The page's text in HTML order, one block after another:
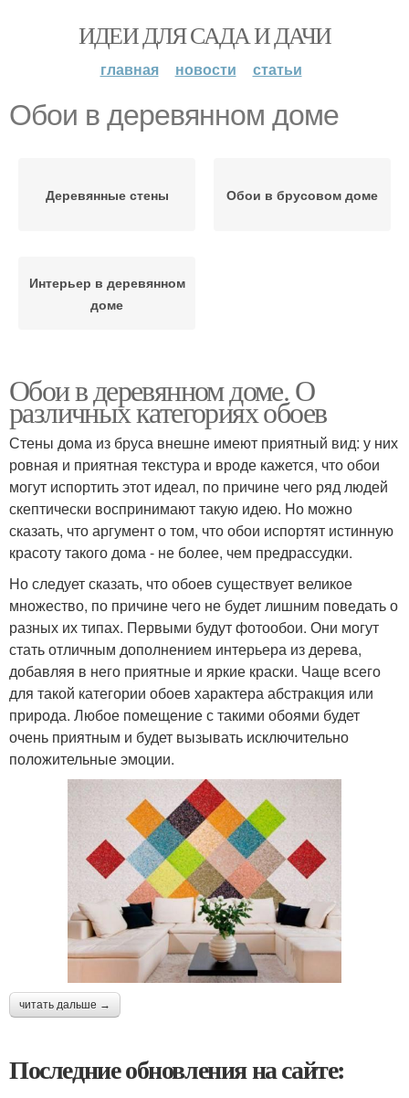
ИДЕИ ДЛЯ САДА И ДАЧИ
главная новости статьи
Обои в деревянном доме
Деревянные стены Обои в брусовом доме
Интерьер в деревянном
доме
Обои в деревянном доме. О
различных категориях обоев
Стены дома из бруса внешне имеют приятный вид: у них
ровная и приятная текстура и вроде кажется, что обои
могут испортить этот идеал, по причине чего ряд людей
скептически воспринимают такую идею. Но можно
сказать, что аргумент о том, что обои испортят истинную
красоту такого дома - не более, чем предрассудки.
Но следует сказать, что обоев существует великое
множество, по причине чего не будет лишним поведать о
разных их типах. Первыми будут фотообои. Они могут
стать отличным дополнением интерьера из дерева,
добавляя в него приятные и яркие краски. Чаще всего
для такой категории обоев характера абстракция или
природа. Любое помещение с такими обоями будет
очень приятным и будет вызывать исключительно
положительные эмоции.
читать дальше →
Последние обновления на сайте: